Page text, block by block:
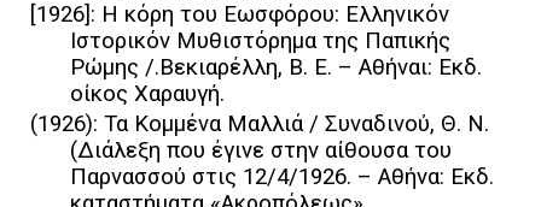
[1926]: Η κόρη του Εωσφόρου: Ελληνικόν
Ιστορικόν Μυθιστόρημα της Παπικής
Ρώμης /.Βεκιαρέλλη, Β. Ε. – Αθήναι: Εκδ.
οίκος Χαραυγή.
(1926): Τα Κομμένα Μαλλιά / Συναδινού, Θ. Ν.
(Διάλεξη που έγινε στην αίθουσα του
Παρνασσού στις 12/4/1926. – Αθήνα: Εκδ.